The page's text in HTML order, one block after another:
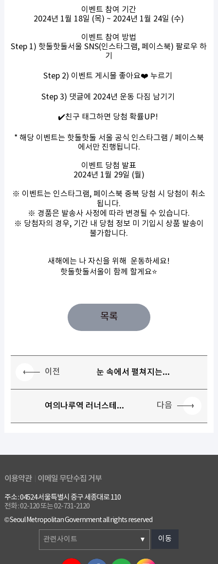
이벤트 참여 기간
2024년 1월 18일 (목) ~ 2024년 1월 24일 (수)
이벤트 참여 방법
Step 1) 핫둘핫둘서울 SNS(인스타그램, 페이스북) 팔로우 하
기
Step 2) 이벤트 게시물 좋아요❤️ 누르기
Step 3) 댓글에 2024년 운동 다짐 남기기
✔️친구 태그하면 당첨 확률UP!
* 해당 이벤트는 핫둘핫둘 서울 공식 인스타그램 / 페이스북
에서만 진행됩니다.
이벤트 당첨 발표
2024년 1월 29일 (월)
※ 이벤트는 인스타그램, 페이스북 중복 당첨 시 당첨이 취소
됩니다.
※ 경품은 발송사 사정에 따라 변경될 수 있습니다.
※ 당첨자의 경우, 기간 내 당첨 정보 미 기입시 상품 발송이
불가합니다.
새해에는 나 자신을 위해 운동하세요!
핫둘핫둘서울이 함께 할게요⭐
목록
이전 눈 속에서 펼쳐지는...
여의나루역 러너스테... 다음
이용약관 이메일 무단수집 거부
주소 : 04524 서울특별시 중구 세종대로 110
전화 : 02-120 또는 02-731-2120
© Seoul Metropolitan Government all rights reserved
관련사이트 이동